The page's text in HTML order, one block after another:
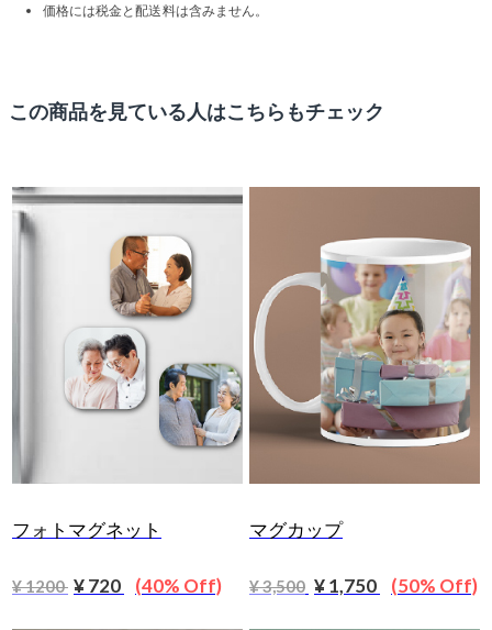
価格には税金と配送料は含みません。
この商品を見ている人はこちらもチェック
フォトマグネット
¥ 1200 ¥ 720 (40% Off)
マグカップ
¥ 3,500 ¥ 1,750 (50% Off)